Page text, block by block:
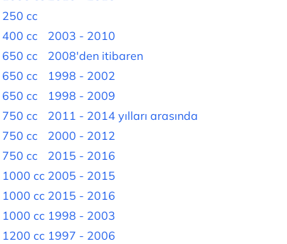
250 cc
400 cc
2003 - 2010
650 cc
2008'den itibaren
650 cc
1998 - 2002
650 cc
1998 - 2009
750 cc
2011 - 2014 yılları arasında
750 cc
2000 - 2012
750 cc
2015 - 2016
1000 cc 2005 - 2015
1000 cc 2015 - 2016
1000 cc 1998 - 2003
1200 cc 1997 - 2006